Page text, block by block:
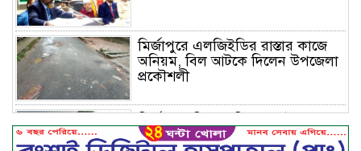
মির্জাপুরে এলজিইডির রাস্তার কাজে
অনিয়ম, বিল আটকে দিলেন উপজেলা
প্রকৌশলী
দুয়ারি জাল ধ্বংস